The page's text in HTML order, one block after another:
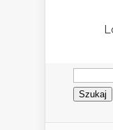
Szukaj: